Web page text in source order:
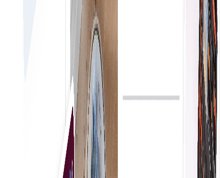
Vereinfachte Beschaffung
Die Beschaffung an Ort und Stelle ermöglicht es
Unternehmen, sofortige Kaufentscheidungen zu
treffen, die Abläufe zu rationalisieren und die
Effizienz zu steigern. Durch diesen Ansatz werden
Verzögerungen reduziert und der rechtzeitige
Zugang zu wichtigen Waren und Dienstleistungen
gewährleistet.